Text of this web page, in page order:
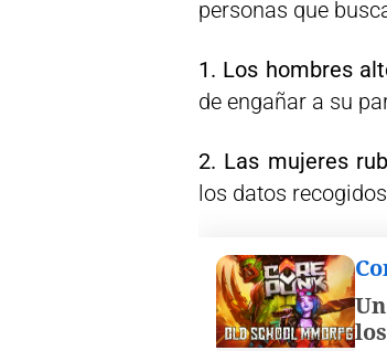
personas que
1. Los hombres
de engañar a su
2. Las mujeres
los datos